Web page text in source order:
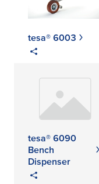
tesa® 6003
tesa® 6090
Bench
Dispenser